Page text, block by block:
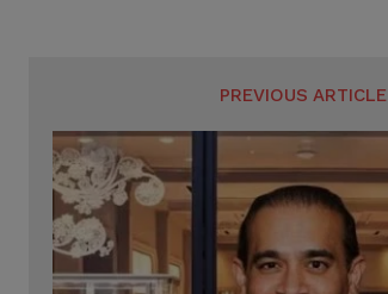
PREVIOUS ARTICLE